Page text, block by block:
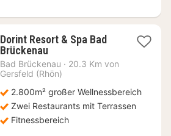
Dorint Resort & Spa Bad
Brückenau1
Nacht
ab
€
Bad Brückenau · 20.3 Km von
Gersfeld (Rhön)
2.800m² großer Wellnessbereich
Zwei Restaurants mit Terrassen
Fitnessbereich